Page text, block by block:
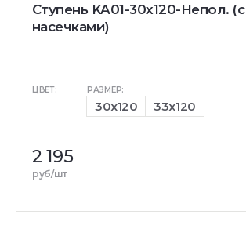
Ступень KA01-30x120-Непол. (с
насечками)
ЦВЕТ: РАЗМЕР:
30x120 33x120
2 195
руб/шт